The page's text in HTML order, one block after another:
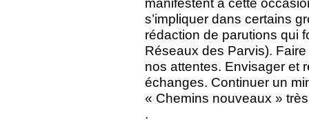
manifestent à cette
s’impliquer dans certains
rédaction de parutions qui
Réseaux des Parvis).
nos attentes. Envisager et
échanges. Continuer un
« Chemins nouveaux »
.